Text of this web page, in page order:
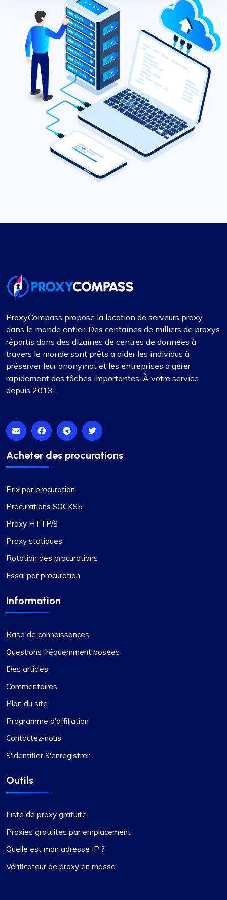
ProxyCompass propose la location de serveurs proxy
dans le monde entier. Des centaines de milliers de proxys
répartis dans des dizaines de centres de données à
travers le monde sont prêts à aider les individus à
préserver leur anonymat et les entreprises à gérer
rapidement des tâches importantes. À votre service
depuis 2013.
Acheter des procurations
Prix par procuration
Procurations SOCKS5
Proxy HTTP/S
Proxy statiques
Rotation des procurations
Essai par procuration
Information
Base de connaissances
Questions fréquemment posées
Des articles
Commentaires
Plan du site
Programme d'affiliation
Contactez-nous
S'identifier S'enregistrer
Outils
Liste de proxy gratuite
Proxies gratuites par emplacement
Quelle est mon adresse IP ?
Vérificateur de proxy en masse